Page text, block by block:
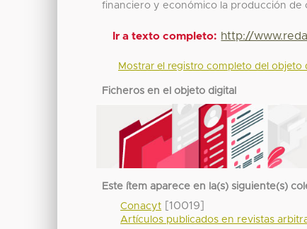
financiero y económico la producción de
Ir a texto completo: http://
Mostrar el registro completo del objeto
Ficheros en el objeto digital
Este ítem aparece en la(s) siguiente(s)
Conacyt [10019]
Artículos publicados en revistas